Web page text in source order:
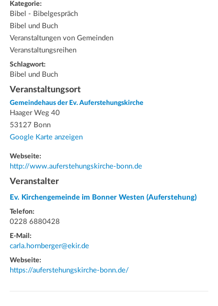
Kategorie:
Bibel - Bibelgespräch
Bibel und Buch
Veranstaltungen von Gemeinden
Veranstaltungsreihen
Schlagwort:
Bibel und Buch
Veranstaltungsort
Gemeindehaus der Ev. Auferstehungskirche
Haager Weg 40
53127 Bonn
Google Karte anzeigen
Webseite:
http://www.auferstehungskirche-bonn.de
Veranstalter
Ev. Kirchengemeinde im Bonner Westen (Auferstehung)
Telefon:
0228 6880428
E-Mail:
carla.hornberger@ekir.de
Webseite:
https://auferstehungskirche-bonn.de/